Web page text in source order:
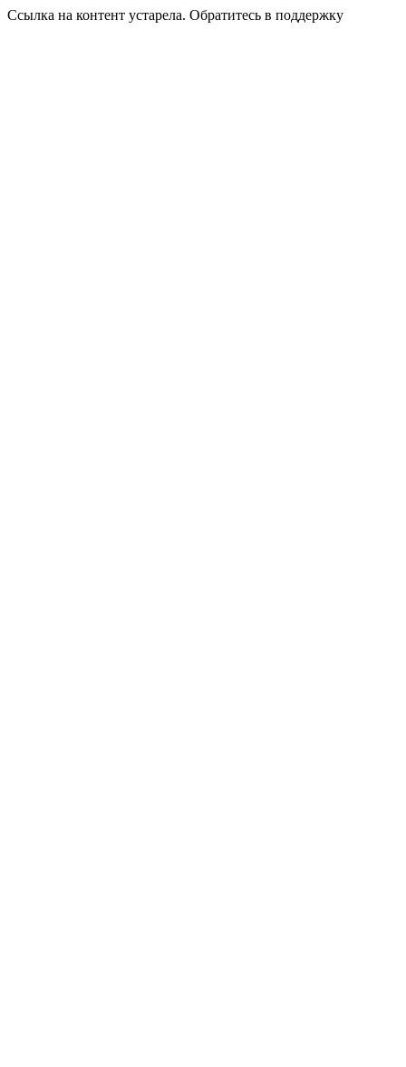
Ссылка на контент устарела. Обратитесь в поддержку